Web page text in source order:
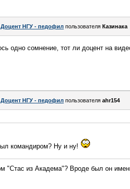
Доцент НГУ - педофил пользователя Казинака
одно сомнение, тот ли доцент на
Доцент НГУ - педофил пользователя ahr154
командиром? Ну и ну!
"Стас из Академа"? Вроде был он